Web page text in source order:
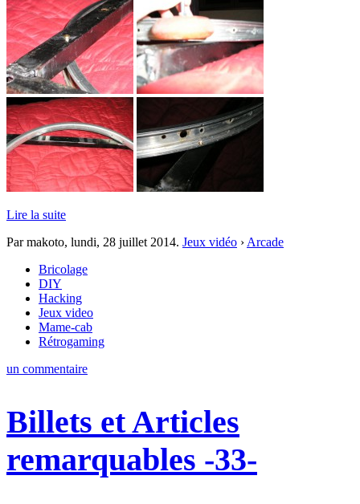
Lire la suite
Par makoto, lundi, 28 juillet 2014. Jeux vidéo › Arcade
Bricolage
DIY
Hacking
Jeux video
Mame-cab
Rétrogaming
un commentaire
Billets et Articles
remarquables -33-